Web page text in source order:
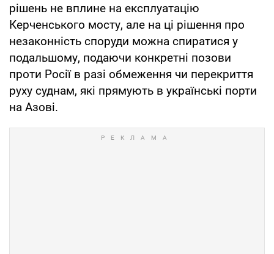
рішень не вплине на експлуатацію
Керченського мосту, але на ці рішення про
незаконність споруди можна спиратися у
подальшому, подаючи конкретні позови
проти Росії в разі обмеження чи перекриття
руху суднам, які прямують в українські порти
на Азові.